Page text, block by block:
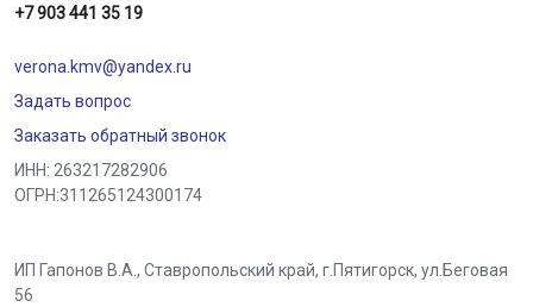
+7 903 441 35 19
verona.kmv@yandex.ru
Задать вопрос
Заказать обратный звонок
ИНН: 263217282906
ОГРН:311265124300174
ИП Гапонов В.А., Ставропольский край, г.Пятигорск, ул.Беговая
56